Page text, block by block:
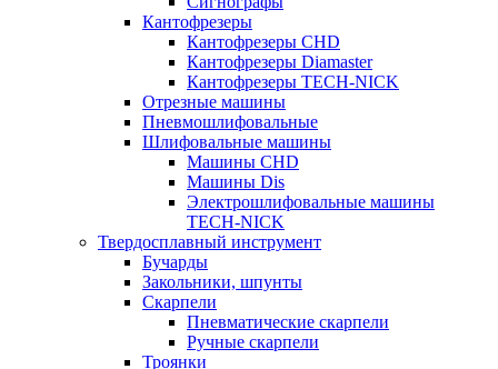
Кантофрезеры
Кантофрезеры CHD
Кантофрезеры Diamaster
Кантофрезеры TECH-NICK
Отрезные машины
Пневмошлифовальные
Шлифовальные машины
Машины CHD
Машины Dis
Электрошлифовальные машины
TECH-NICK
Твердосплавный инструмент
Бучарды
Закольники, шпунты
Скарпели
Пневматические скарпели
Ручные скарпели
Троянки